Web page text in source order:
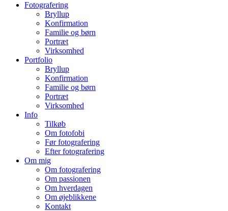
Fotografering
Bryllup
Konfirmation
Familie og børn
Portræt
Virksomhed
Portfolio
Bryllup
Konfirmation
Familie og børn
Portræt
Virksomhed
Info
Tilkøb
Om fotofobi
Før fotografering
Efter fotografering
Om mig
Om fotografering
Om passionen
Om hverdagen
Om øjeblikkene
Kontakt